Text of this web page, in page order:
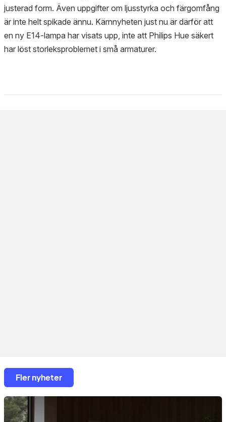
justerad form. Även uppgifter om ljusstyrka och färgomfång
är inte helt spikade ännu. Kärnnyheten just nu är därför att
en ny E14-lampa har visats upp, inte att Philips Hue säkert
har löst storleksproblemet i små armaturer.
Fler nyheter